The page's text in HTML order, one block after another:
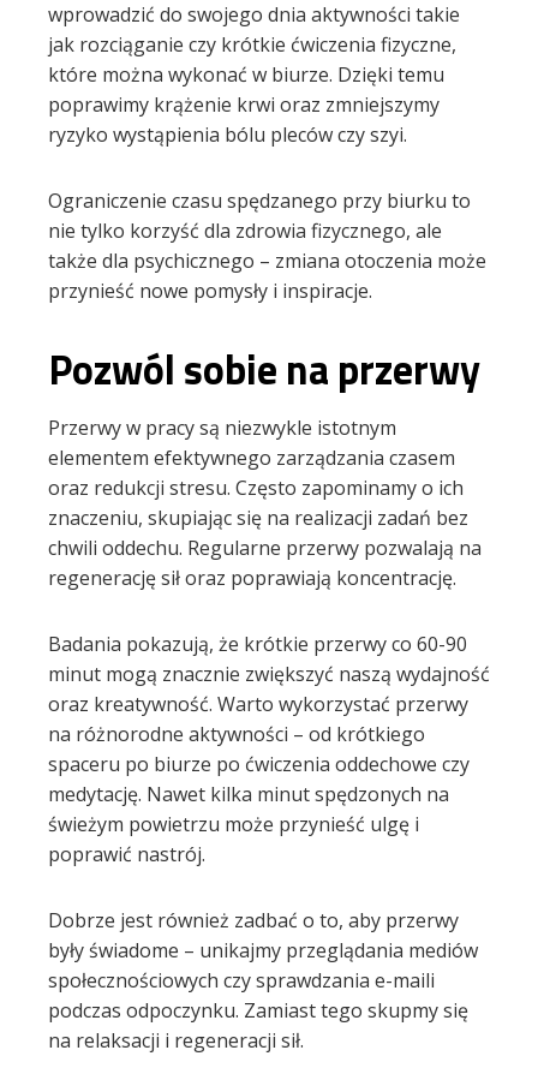
wprowadzić do swojego dnia aktywności takie
jak rozciąganie czy krótkie ćwiczenia fizyczne,
które można wykonać w biurze. Dzięki temu
poprawimy krążenie krwi oraz zmniejszymy
ryzyko wystąpienia bólu pleców czy szyi.
Ograniczenie czasu spędzanego przy biurku to
nie tylko korzyść dla zdrowia fizycznego, ale
także dla psychicznego – zmiana otoczenia może
przynieść nowe pomysły i inspiracje.
Pozwól sobie na przerwy
Przerwy w pracy są niezwykle istotnym
elementem efektywnego zarządzania czasem
oraz redukcji stresu. Często zapominamy o ich
znaczeniu, skupiając się na realizacji zadań bez
chwili oddechu. Regularne przerwy pozwalają na
regenerację sił oraz poprawiają koncentrację.
Badania pokazują, że krótkie przerwy co 60-90
minut mogą znacznie zwiększyć naszą wydajność
oraz kreatywność. Warto wykorzystać przerwy
na różnorodne aktywności – od krótkiego
spaceru po biurze po ćwiczenia oddechowe czy
medytację. Nawet kilka minut spędzonych na
świeżym powietrzu może przynieść ulgę i
poprawić nastrój.
Dobrze jest również zadbać o to, aby przerwy
były świadome – unikajmy przeglądania mediów
społecznościowych czy sprawdzania e-maili
podczas odpoczynku. Zamiast tego skupmy się
na relaksacji i regeneracji sił.